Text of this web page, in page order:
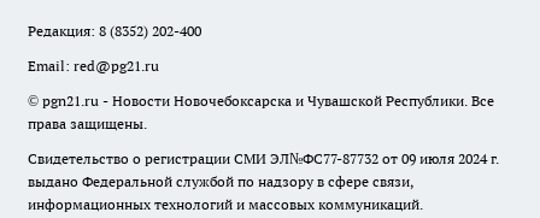
Редакция: 8 (8352) 202-400
Email: red@pg21.ru
© pgn21.ru - Новости Новочебоксарска и Чувашской Республики. Все
права защищены.
Свидетельство о регистрации СМИ ЭЛ№ФС77-87732 от 09 июля 2024 г.
выдано Федеральной службой по надзору в сфере связи,
информационных технологий и массовых коммуникаций.